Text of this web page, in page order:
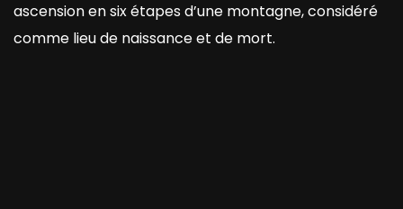
ascension en six étapes d’une montagne, considéré
comme lieu de naissance et de mort.